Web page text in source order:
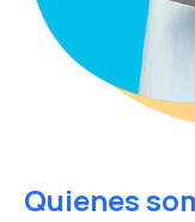
Quienes